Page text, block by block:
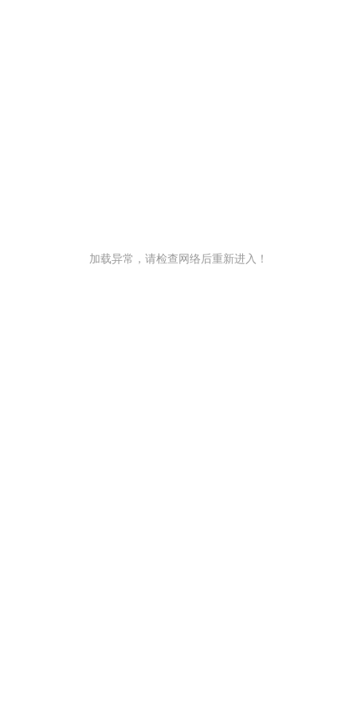
加载异常，请检查网络后重新进入！